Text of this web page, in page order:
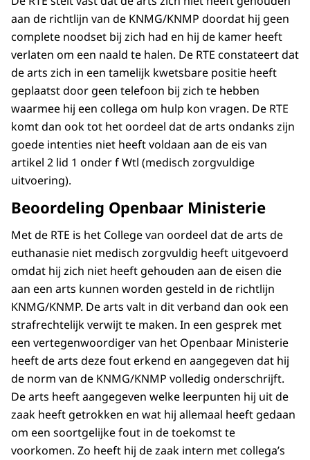
aan de richtlijn van de KNMG/KNMP doordat hij geen
complete noodset bij zich had en hij de kamer heeft
verlaten om een naald te halen. De RTE constateert dat
de arts zich in een tamelijk kwetsbare positie heeft
geplaatst door geen telefoon bij zich te hebben
waarmee hij een collega om hulp kon vragen. De RTE
komt dan ook tot het oordeel dat de arts ondanks zijn
goede intenties niet heeft voldaan aan de eis van
artikel 2 lid 1 onder f Wtl (medisch zorgvuldige
uitvoering).
Beoordeling Openbaar Ministerie
Met de RTE is het College van oordeel dat de arts de
euthanasie niet medisch zorgvuldig heeft uitgevoerd
omdat hij zich niet heeft gehouden aan de eisen die
aan een arts kunnen worden gesteld in de richtlijn
KNMG/KNMP. De arts valt in dit verband dan ook een
strafrechtelijk verwijt te maken. In een gesprek met
een vertegenwoordiger van het Openbaar Ministerie
heeft de arts deze fout erkend en aangegeven dat hij
de norm van de KNMG/KNMP volledig onderschrijft.
De arts heeft aangegeven welke leerpunten hij uit de
zaak heeft getrokken en wat hij allemaal heeft gedaan
om een soortgelijke fout in de toekomst te
voorkomen. Zo heeft hij de zaak intern met collega’s